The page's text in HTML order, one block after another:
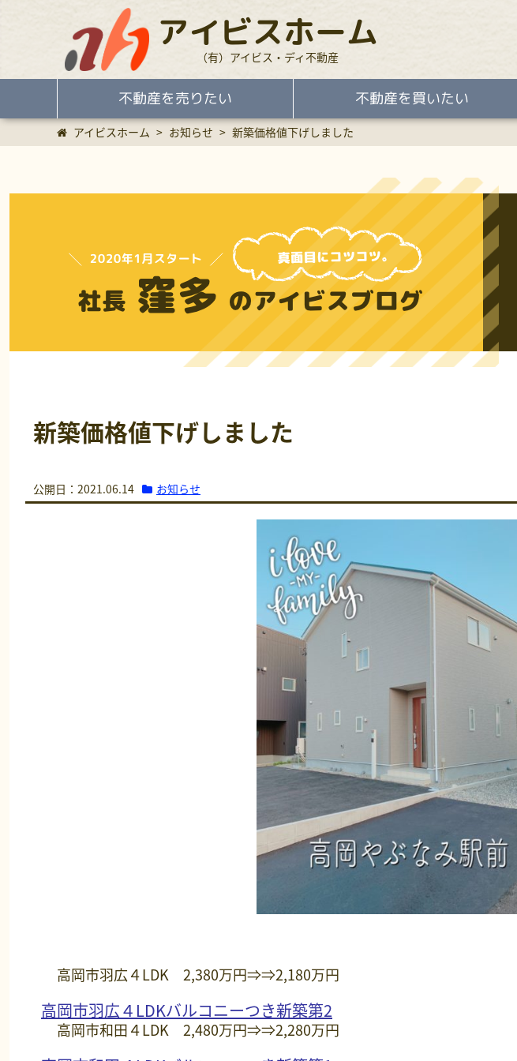
アイビスホーム
（有）アイビス・ディ不動産
不動産を売りたい 不動産を買いたい
アイビスホーム > お知らせ > 新築価格値下げしました
新築価格値下げしました
公開日：2021.06.14 お知らせ
高岡市羽広４LDK 2,380万円⇒⇒2,180万円
高岡市羽広４LDKバルコニーつき新築第2
高岡市和田４LDK 2,480万円⇒⇒2,280万円